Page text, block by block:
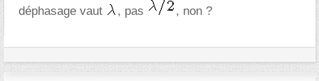
déphasage vaut
, pas , non ?